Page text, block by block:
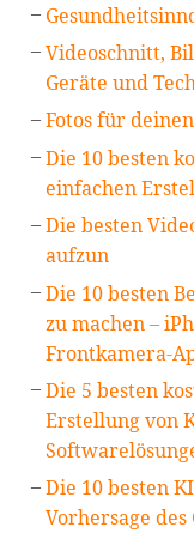
Videoschnitt,
Geräte und
Fotos für
Die 10 besten
einfachen
Die besten
aufzun
Die 10 besten
zu machen –
Frontkamera-
Die 5 besten
Erstellung von
Die 10 besten
Vorhersage